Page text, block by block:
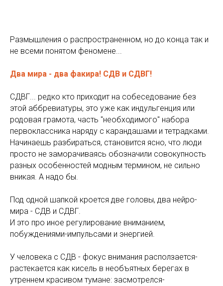
Размышления о распространенном, но до конца так и
не всеми понятом феномене...
Два мира - два факира! СДВ и СДВГ!
СДВГ... редко кто приходит на собеседование без
этой аббревиатуры, это уже как индульгенция или
родовая грамота, часть "необходимого" набора
первоклассника наряду с карандашами и тетрадками.
Начинаешь разбираться, становится ясно, что люди
просто не заморачиваясь обозначили совокупность
разных особенностей модным термином, не сильно
вникая. А надо бы.
Под одной шапкой кроется две головы, два нейро-
мира - СДВ и СДВГ.
И это про иное регулирование вниманием,
побуждениями-импульсами и энергией.
У человека с СДВ - фокус внимания расползается-
растекается как кисель в необъятных берегах в
утреннем красивом тумане: засмотрелся-